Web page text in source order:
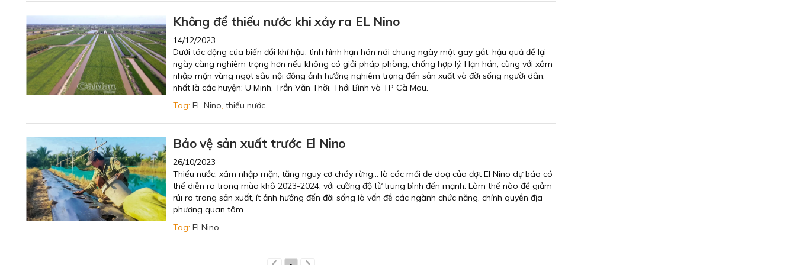
Không để thiếu nước khi xảy ra EL Nino
14/12/2023
Dưới tác động của biến đổi khí hậu, tình hình hạn hán nói chung ngày một gay gắt, hậu quả để lại
ngày càng nghiêm trọng hơn nếu không có giải pháp phòng, chống hợp lý. Hạn hán, cùng với xâm
nhập mặn vùng ngọt sâu nội đồng ảnh hưởng nghiêm trọng đến sản xuất và đời sống người dân,
nhất là các huyện: U Minh, Trần Văn Thời, Thới Bình và TP Cà Mau.
Tag: EL Nino, thiếu nước
Bảo vệ sản xuất trước El Nino
26/10/2023
Thiếu nước, xâm nhập mặn, tăng nguy cơ cháy rừng... là các mối đe doạ của đợt El Nino dự báo có
thể diễn ra trong mùa khô 2023-2024, với cường độ từ trung bình đến mạnh. Làm thế nào để giảm
rủi ro trong sản xuất, ít ảnh hưởng đến đời sống là vấn đề các ngành chức năng, chính quyền địa
phương quan tâm.
Tag: El Nino